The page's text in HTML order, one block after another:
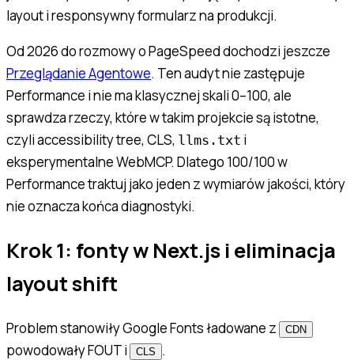
layout i responsywny formularz na produkcji.
Od 2026 do rozmowy o PageSpeed dochodzi jeszcze
Przeglądanie Agentowe. Ten audyt nie zastępuje
Performance i nie ma klasycznej skali 0–100, ale
sprawdza rzeczy, które w takim projekcie są istotne,
czyli accessibility tree, CLS, llms.txt i
eksperymentalne WebMCP. Dlatego 100/100 w
Performance traktuj jako jeden z wymiarów jakości, który
nie oznacza końca diagnostyki.
Krok 1: fonty w Next.js i eliminacja
layout shift
Problem stanowiły Google Fonts ładowane z CDN
powodowały FOUT i CLS
.